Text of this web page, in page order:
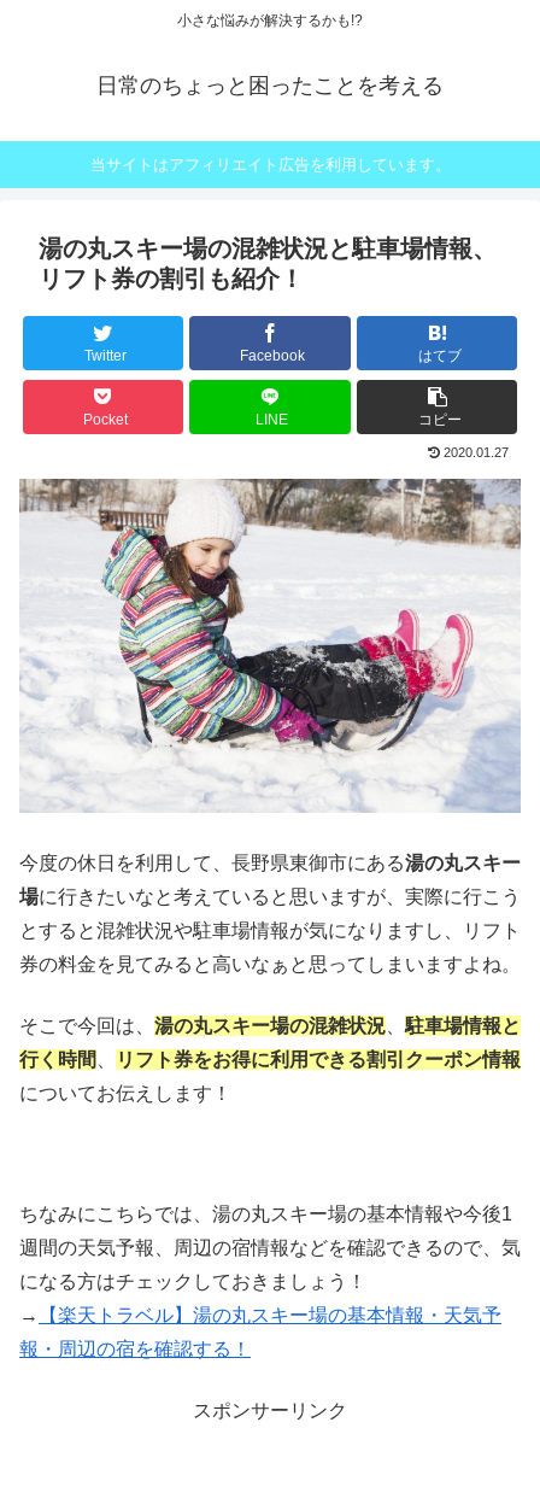
小さな悩みが解決するかも!?
日常のちょっと困ったことを考える
当サイトはアフィリエイト広告を利用しています。
湯の丸スキー場の混雑状況と駐車場情報、
リフト券の割引も紹介！
Twitter Facebook はてブ
Pocket LINE コピー
2020.01.27
今度の休日を利用して、長野県東御市にある湯の丸スキー
場に行きたいなと考えていると思いますが、実際に行こう
とすると混雑状況や駐車場情報が気になりますし、リフト
券の料金を見てみると高いなぁと思ってしまいますよね。
そこで今回は、 湯の丸スキー場の混雑状況
駐車場情報と
行く時間
リフト券をお得に利用できる割引クーポン情報
についてお伝えします！
ちなみにこちらでは、湯の丸スキー場の基本情報や今後1
週間の天気予報、周辺の宿情報などを確認できるので、気
になる方はチェックしておきましょう！
→
【楽天トラベル】湯の丸スキー場の基本情報・天気予
報・周辺の宿を確認する！
スポンサーリンク